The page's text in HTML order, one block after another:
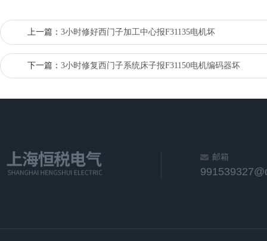
上一篇： 3小时修好西门子加工中心报F31135电机坏
下一篇： 3小时修复西门子系统床子报F31150电机编码器坏
邮箱